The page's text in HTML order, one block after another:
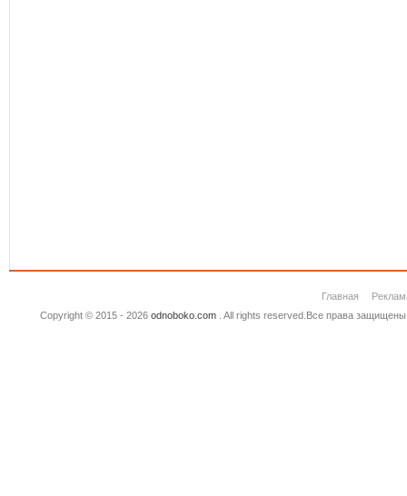
Главная
Copyright © 2015 - 2026 odnoboko.com. All rights reserved.Все права защищены.